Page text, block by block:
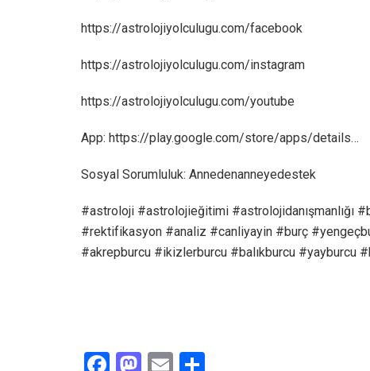
https://astrolojiyolculugu.com/facebook
https://astrolojiyolculugu.com/instagram
https://astrolojiyolculugu.com/youtube
App: https://play.google.com/store/apps/details…
Sosyal Sorumluluk: Annedenanneyedestek
#astroloji #astrolojieğitimi #astrolojidanışmanlığı
#rektifikasyon #analiz #canliyayin #burç
#akrepburcu #ikizlerburcu #balıkburcu #yayburcu
F M E